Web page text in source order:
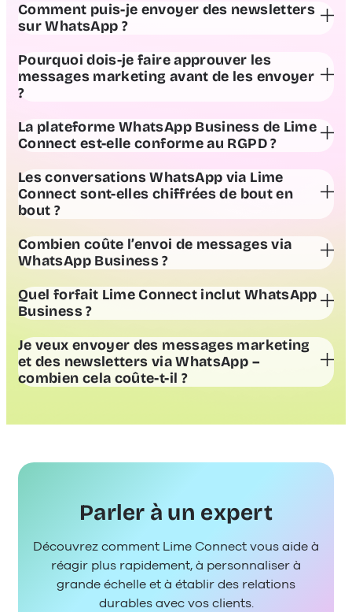
plateforme WhatsApp Business
Comment puis-je envoyer des newsletters
sur WhatsApp ?
Pourquoi dois-je faire approuver les
messages marketing avant de les envoyer
?
La plateforme WhatsApp Business de Lime
Connect est-elle conforme au RGPD ?
Les conversations WhatsApp via Lime
Connect sont-elles chiffrées de bout en
bout ?
Combien coûte l’envoi de messages via
WhatsApp Business ?
“Tarifs WhatsApp Business : à
quels coûts s’attendre”
Quel forfait Lime Connect inclut WhatsApp
Business ?
Je veux envoyer des messages marketing
et des newsletters via WhatsApp –
combien cela coûte-t-il ?
Tarifs WhatsApp Business : à quels
Parler à un expert
Découvrez comment Lime Connect vous aide à
réagir plus rapidement, à personnaliser à
grande échelle et à établir des relations
durables avec vos clients.